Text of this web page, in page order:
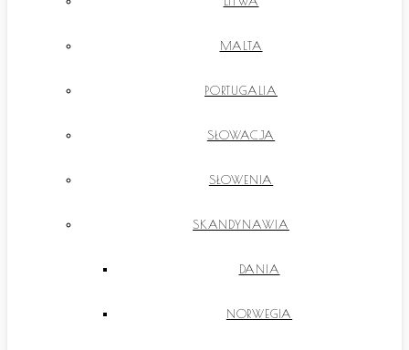
MALTA
PORTUGALIA
SŁOWACJA
SŁOWENIA
SKANDYNAWIA
DANIA
NORWEGIA